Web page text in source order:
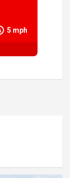
5 mph